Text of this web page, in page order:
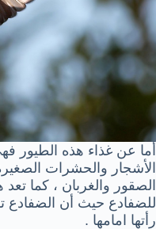
أما عن غذاء هذه الطيور
الأشجار والحشرات
الصقور والغربان ، كما
للضفادع حيث أن الضفادع
رأتها امامها .